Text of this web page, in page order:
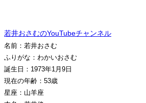
若井おさむのYouTubeチャンネル
名前：若井おさむ
ふりがな：わかいおさむ
誕生日：1973年1月9日
現在の年齢：53歳
星座：山羊座